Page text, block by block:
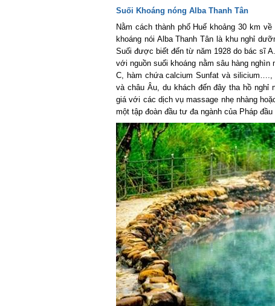
Suối Khoáng nóng Alba Thanh Tân
Nằm cách thành phố Huế khoảng 30 km
khoáng nói Alba Thanh Tân là khu nghỉ
Suối được biết đến từ năm 1928 do bác sĩ
với nguồn suối khoáng nằm sâu hàng nghìn
C, hàm chứa calcium Sunfat và silicium….,
và châu Âu, du khách đến đây tha hồ nghỉ
giá với các dịch vụ massage nhẹ nhàng
một tập đoàn đầu tư đa ngành của Pháp đầu